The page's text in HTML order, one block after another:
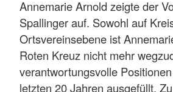
Annemarie Arnold zeigte der
Spallinger auf. Sowohl auf
Ortsvereinsebene ist
Roten Kreuz nicht mehr
verantwortungsvolle
letzten 20 Jahren ausgefüllt.